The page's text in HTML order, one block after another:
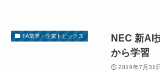
FA業界・企業トピックス
NEC 新AI
から学習
2019年7月31日